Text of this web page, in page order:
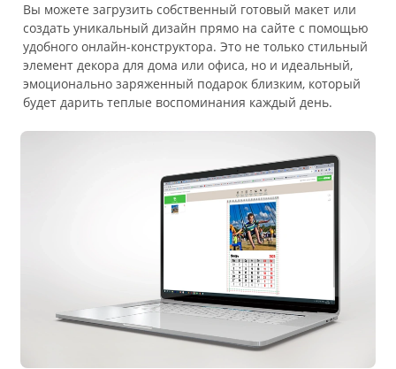
Вы можете загрузить собственный готовый макет или
создать уникальный дизайн прямо на сайте с помощью
удобного онлайн-конструктора. Это не только стильный
элемент декора для дома или офиса, но и идеальный,
эмоционально заряженный подарок близким, который
будет дарить теплые воспоминания каждый день.